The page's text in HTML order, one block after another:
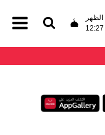
الظهر
12:27